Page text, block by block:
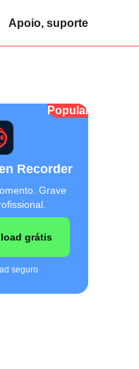
Apoio, suporte
Popular
Recorder
Grave
grátis
seguro